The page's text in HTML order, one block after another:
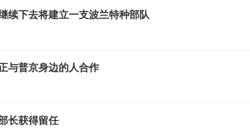
续下去将建立一支波兰特种部队
与普京身边的人合作
长获得留任